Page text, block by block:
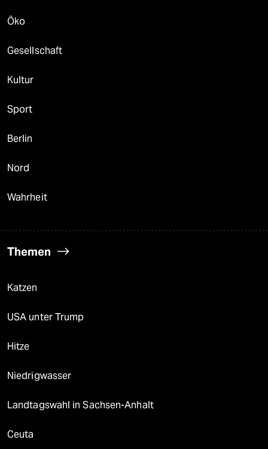
Öko
Gesellschaft
Kultur
Sport
Berlin
Nord
Wahrheit
Themen
Katzen
USA unter Trump
Hitze
Niedrigwasser
Landtagswahl in Sachsen-Anhalt
Ceuta